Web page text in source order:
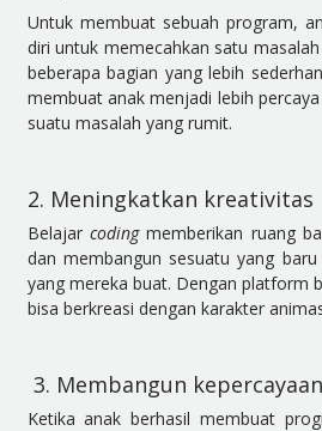
Untuk membuat sebuah program,
diri untuk memecahkan satu
beberapa bagian yang lebih
membuat anak menjadi lebih
suatu masalah yang rumit.
2. Meningkatkan kreativitas
Belajar codingmemberikan ruang
dan membangun sesuatu yang
yang mereka buat. Dengan platform
bisa berkreasi dengan karakter
3. Membangun
Ketika anak berhasil membuat